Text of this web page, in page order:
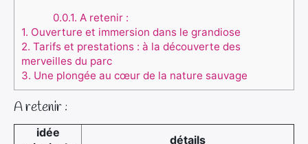
0.0.1. A retenir :
1. Ouverture et immersion dans le grandiose
2. Tarifs et prestations : à la découverte des
merveilles du parc
3. Une plongée au cœur de la nature sauvage
A retenir :
idée
détails